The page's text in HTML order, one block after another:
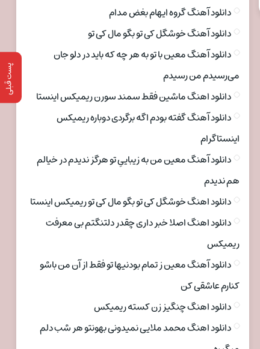
پست قبلی
دانلود آهنگ گروه ایهام بغض مدام
دانلود آهنگ خوشگل کی تو بگو مال کی تو
دانلود آهنگ معین با تو به هر چه که باید در دلو جان
می‌رسیدم من رسیدم
دانلود اهنگ ماشین فقط سمند سورن ریمیکس اینستا
دانلود آهنگ گفته بودم اگه برگردی دوباره ریمیکس
اینستاگرام
دانلود آهنگ معین من به زیباییِ تو هرگز ندیدم در خیالم
هم ندیدم
دانلود اهنگ خوشگل کی تو بگو مال کی تو ریمیکس اینستا
دانلود اهنگ اصلا خبر داری چقدر دلتنگتم بی معرفت
ریمیکس
دانلود آهنگ معین ز تمام بودنیها تو فقط از آن من باشو
کنارم عاشقی کن
دانلود اهنگ چنگیز زن کسته ریمیکس
دانلود اهنگ محمد ملایی نمیدونی بهونتو هر شب دلم